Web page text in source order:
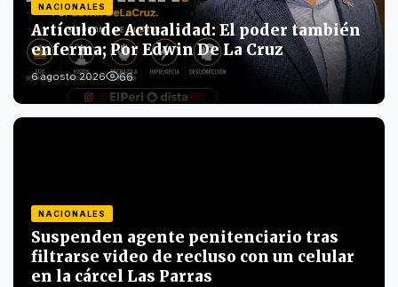
NACIONALES
Artículo de Actualidad: El poder también
enferma; Por Edwin De La Cruz
6 agosto 2026 66
NACIONALES
Suspenden agente penitenciario tras
filtrarse video de recluso con un celular
en la cárcel Las Parras